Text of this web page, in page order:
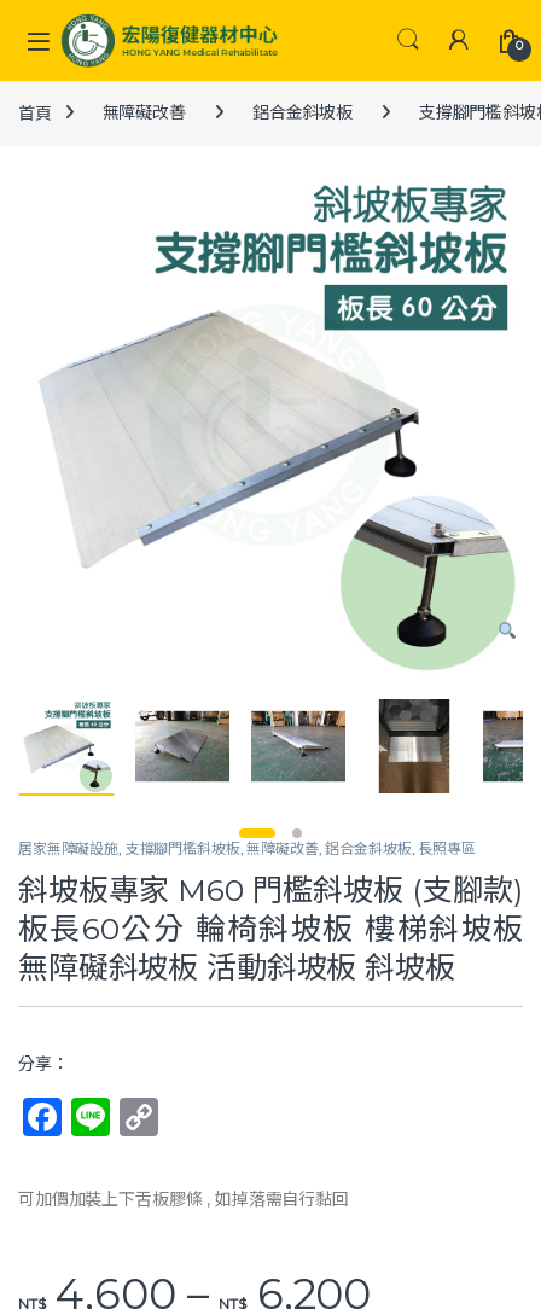
Skip to navigation
Skip to content
0
首頁 無障礙改善 鋁合金斜坡板 支撐腳門檻斜坡
居家無障礙設施, 支撐腳門檻斜坡板,無障礙改善,鋁合金斜坡板, 長照專區
斜坡板專家 M60 門檻斜坡板 (支腳款)
板長60公分 輪椅斜坡板 樓梯斜坡板
無障礙斜坡板 活動斜坡板 斜坡板
分享：
F
c
b
Li
e p
Li
可加價加裝上下舌板膠條 , 如掉落需自行黏回
NT$4,600 – NT$6,200